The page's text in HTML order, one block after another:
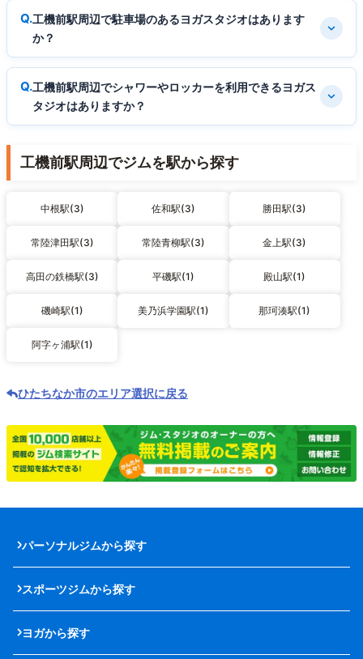
工機前駅周辺で駐車場のあるヨガスタジオはあります
か？
工機前駅周辺でシャワーやロッカーを利用できるヨガス
タジオはありますか？
工機前駅周辺でジムを駅から探す
中根駅(3) 佐和駅(3) 勝田駅(3)
常陸津田駅(3) 常陸青柳駅(3) 金上駅(3)
高田の鉄橋駅(3) 平磯駅(1) 殿山駅(1)
磯崎駅(1) 美乃浜学園駅(1) 那珂湊駅(1)
阿字ヶ浦駅(1)
ひたちなか市のエリア選択に戻る
パーソナルジムから探す
スポーツジムから探す
ヨガから探す